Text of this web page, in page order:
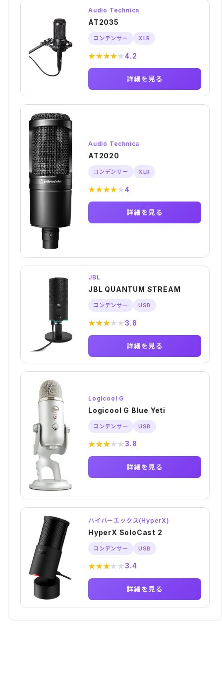
Audio Technica
AT2035
コンデンサー XLR
★★★★★4.2
詳細を見る
Audio Technica
AT2020
コンデンサー XLR
★★★★★4
詳細を見る
JBL
JBL QUANTUM STREAM
コンデンサー USB
★★★★★3.8
詳細を見る
Logicool G
Logicool G Blue Yeti
コンデンサー USB
★★★★★3.8
詳細を見る
ハイパーエックス(HyperX)
HyperX SoloCast 2
コンデンサー USB
★★★★★3.4
詳細を見る